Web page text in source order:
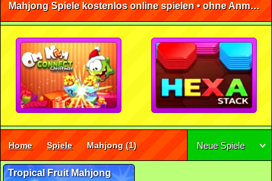
Mahjong Spiele kostenlos online spielen • ohne Anmeldung 🕹️
Home Spiele Mahjong (1) Neue Spiele
Tropical Fruit Mahjong